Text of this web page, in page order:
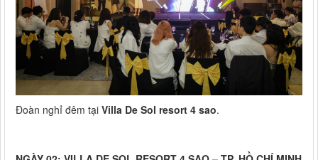
Đoàn nghỉ đêm tại Villa De Sol resort 4 sao.